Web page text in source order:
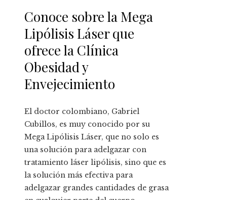
Conoce sobre la Mega
Lipólisis Láser que
ofrece la Clínica
Obesidad y
Envejecimiento
El doctor colombiano, Gabriel
Cubillos, es muy conocido por su
Mega Lipólisis Láser, que no solo es
una solución para adelgazar con
tratamiento láser lipólisis, sino que es
la solución más efectiva para
adelgazar grandes cantidades de grasa